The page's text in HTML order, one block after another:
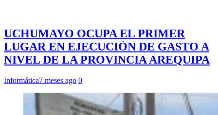
UCHUMAYO OCUPA EL PRIMER
LUGAR EN EJECUCIÓN DE GASTO A
NIVEL DE LA PROVINCIA AREQUIPA
Informática7 meses ago 0